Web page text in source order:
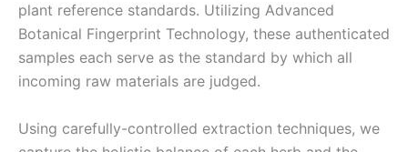
plant reference standards. Utilizing Advanced
Botanical Fingerprint Technology, these authenticated
samples each serve as the standard by which all
incoming raw materials are judged.
Using carefully-controlled extraction techniques, we